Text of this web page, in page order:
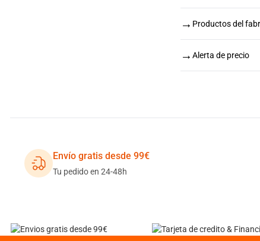
→ Productos del
→ Alerta de precio
Envío gratis desde 99€
Tu pedido en 24-48h